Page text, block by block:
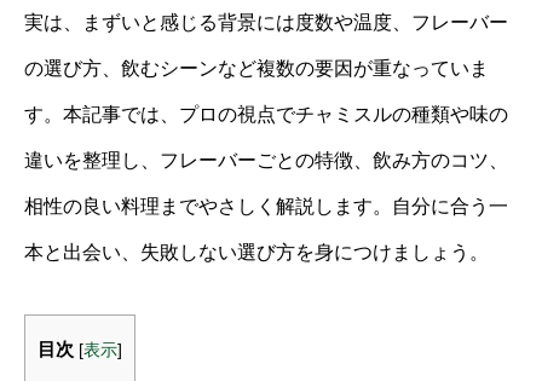
実は、まずいと感じる背景には度数や温度、フレーバー
の選び方、飲むシーンなど複数の要因が重なっていま
す。本記事では、プロの視点でチャミスルの種類や味の
違いを整理し、フレーバーごとの特徴、飲み方のコツ、
相性の良い料理までやさしく解説します。自分に合う一
本と出会い、失敗しない選び方を身につけましょう。
目次 [表示]